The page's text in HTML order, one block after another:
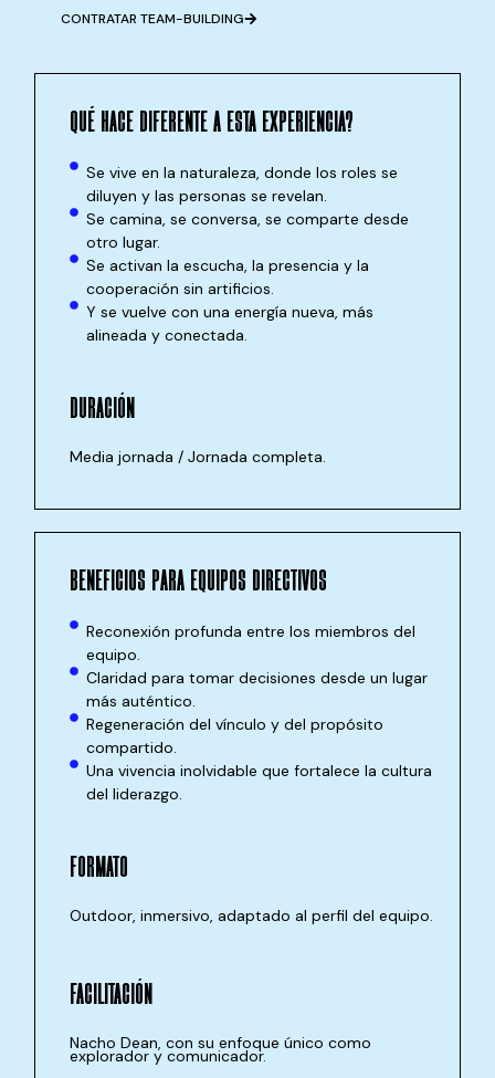
CONTRATAR TEAM-BUILDING
QUÉ HACE DIFERENTE A ESTA EXPERIENCIA?
Se vive en la naturaleza, donde los roles se
diluyen y las personas se revelan.
Se camina, se conversa, se comparte desde
otro lugar.
Se activan la escucha, la presencia y la
cooperación sin artificios.
Y se vuelve con una energía nueva, más
alineada y conectada.
DURACIÓN
Media jornada / Jornada completa.
BENEFICIOS PARA EQUIPOS DIRECTIVOS
Reconexión profunda entre los miembros del
equipo.
Claridad para tomar decisiones desde un lugar
más auténtico.
Regeneración del vínculo y del propósito
compartido.
Una vivencia inolvidable que fortalece la cultura
del liderazgo.
FORMATO
Outdoor, inmersivo, adaptado al perfil del equipo.
FACILITACIÓN
Nacho Dean, con su enfoque único como
explorador y comunicador.